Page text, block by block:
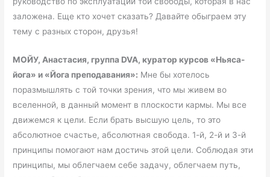
заложена. Еще кто хочет сказать? Давайте обыграем эту
тему с разных сторон, друзья!
МОЙУ, Анастасия, группа DVA, куратор курсов «Ньяса-
йога» и «Йога преподавания»: Мне бы хотелось
поразмышлять с той точки зрения, что мы живем во
вселенной, в данный момент в плоскости кармы. Мы все
движемся к цели. Если брать высшую цель, то это
абсолютное счастье, абсолютная свобода. 1-й, 2-й и 3-й
принципы помогают нам достичь этой цели. Соблюдая эти
принципы, мы облегчаем себе задачу, облегчаем путь,